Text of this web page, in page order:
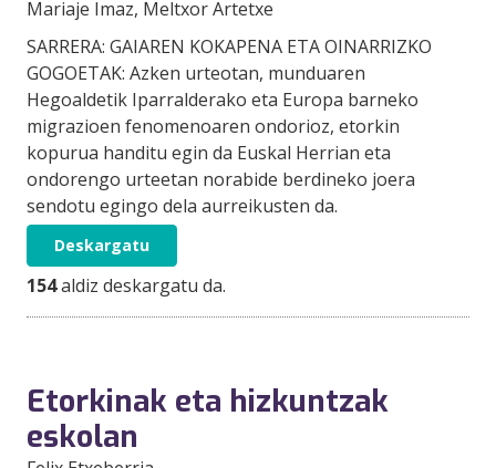
Mariaje Imaz, Meltxor Artetxe
SARRERA: GAIAREN KOKAPENA ETA OINARRIZKO
GOGOETAK: Azken urteotan, munduaren
Hegoaldetik Iparralderako eta Europa barneko
migrazioen fenomenoaren ondorioz, etorkin
kopurua handitu egin da Euskal Herrian eta
ondorengo urteetan norabide berdineko joera
sendotu egingo dela aurreikusten da.
Deskargatu
154aldiz deskargatu da.
Etorkinak eta hizkuntzak
eskolan